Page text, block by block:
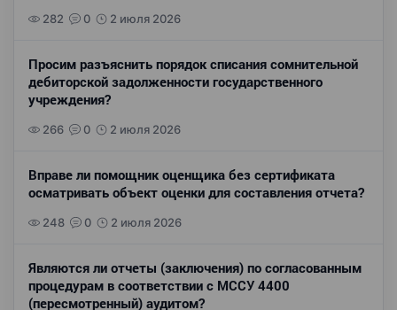
282 0 2 июля 2026
Просим разъяснить порядок списания сомнительной
дебиторской задолженности государственного
учреждения?
266 0 2 июля 2026
Вправе ли помощник оценщика без сертификата
осматривать объект оценки для составления отчета?
248 0 2 июля 2026
Являются ли отчеты (заключения) по согласованным
процедурам в соответствии с МССУ 4400
(пересмотренный) аудитом?